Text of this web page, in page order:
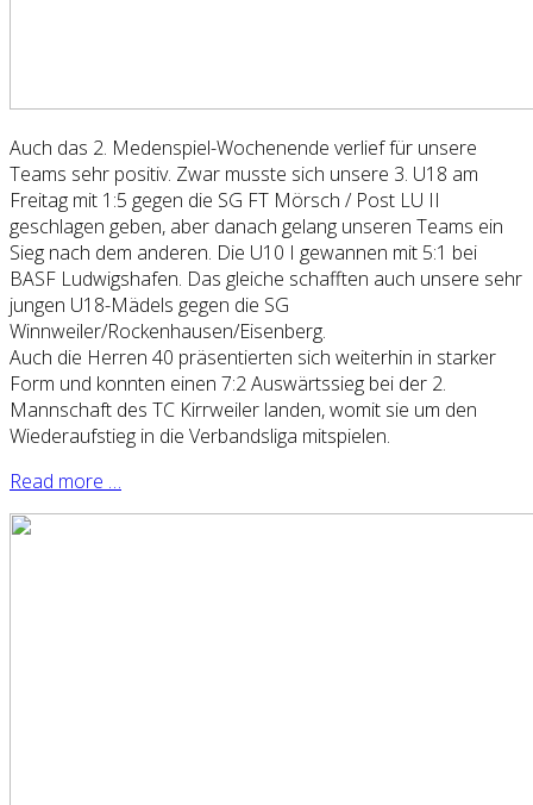
Auch das 2. Medenspiel-Wochenende verlief für unsere
Teams sehr positiv. Zwar musste sich unsere 3. U18 am
Freitag mit 1:5 gegen die SG FT Mörsch / Post LU II
geschlagen geben, aber danach gelang unseren Teams ein
Sieg nach dem anderen. Die U10 I gewannen mit 5:1 bei
BASF Ludwigshafen. Das gleiche schafften auch unsere sehr
jungen U18-Mädels gegen die SG
Winnweiler/Rockenhausen/Eisenberg.
Auch die Herren 40 präsentierten sich weiterhin in starker
Form und konnten einen 7:2 Auswärtssieg bei der 2.
Mannschaft des TC Kirrweiler landen, womit sie um den
Wiederaufstieg in die Verbandsliga mitspielen.
Read more …